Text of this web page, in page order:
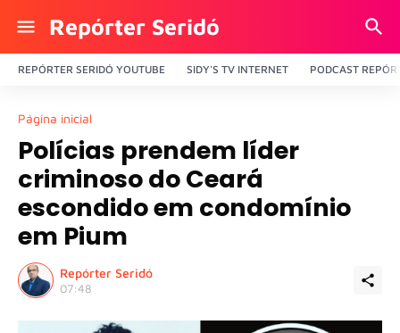
Repórter Seridó
REPÓRTER SERIDÓ YOUTUBE SIDY'S TV INTERNET PODCAST
Página inicial
Polícias prendem líder
criminoso do Ceará
escondido em condomínio
em Pium
Repórter Seridó
07:48